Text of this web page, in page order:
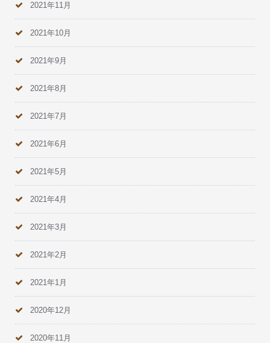
2021年11月
2021年10月
2021年9月
2021年8月
2021年7月
2021年6月
2021年5月
2021年4月
2021年3月
2021年2月
2021年1月
2020年12月
2020年11月